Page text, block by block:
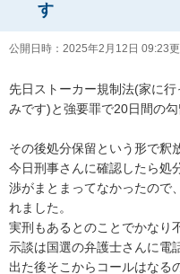
す
公開日時： 2025年2月12日 09:23
先日ストーカー規制法(家に
みです)と強要罪で20日間の勾
その後処分保留という形で釈
今日刑事さんに確認したら処
渉がまとまってなかったので
れました。
実刑もあるとのことでかなり
示談は国選の弁護士さんに電
出た後そこからコールはなる